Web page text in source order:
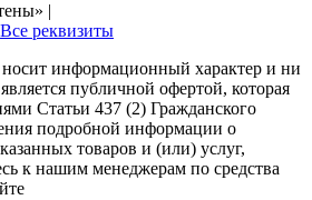
|
Все реквизиты
информационный характер и ни
публичной офертой, которая
Статьи 437 (2) Гражданского
подробной информации о
товаров и (или) услуг,
к нашим менеджерам по средства